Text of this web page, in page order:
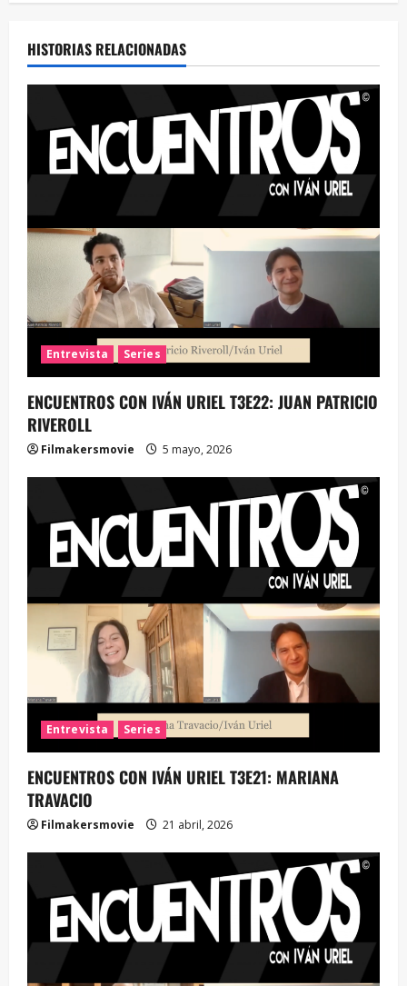
HISTORIAS RELACIONADAS
Entrevista Series
ENCUENTROS CON IVÁN URIEL T3E22: JUAN PATRICIO
RIVEROLL
Filmakersmovie 5 mayo, 2026
Entrevista Series
ENCUENTROS CON IVÁN URIEL T3E21: MARIANA
TRAVACIO
Filmakersmovie 21 abril, 2026